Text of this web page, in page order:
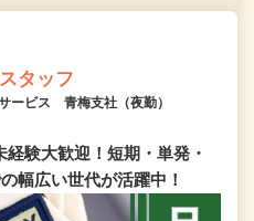
タッフ
ービス 青梅支社（夜勤）
経験大歓迎！短期・単発・
幅広い世代が活躍中！